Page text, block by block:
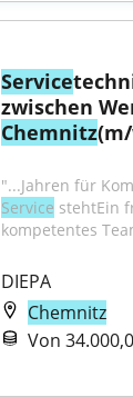
Service
Chemnitz
Service stehtEin
kompetentes
DIEPA
Chemnitz
Von